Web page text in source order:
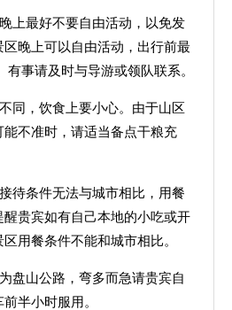
上最好不要自由活动，以免发
晚上可以自由活动，出行前最
事请及时与导游或领队联系。
同，饮食上要小心。由于山区
不准时，请适当备点干粮充
待条件无法与城市相比，用餐
贵宾如有自己本地的小吃或开
用餐条件不能和城市相比。
盘山公路，弯多而急请贵宾自
半小时服用。